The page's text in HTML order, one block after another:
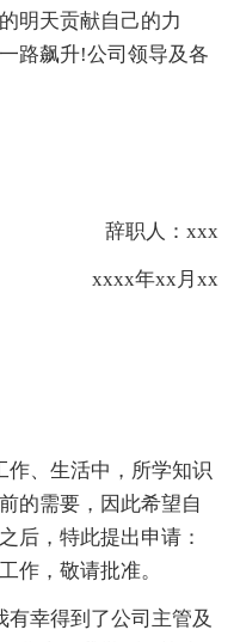
明天贡献自己的力
路飙升!公司领导及各
辞职人：xxx
xxxx年xx月xx
、生活中，所学知识
的需要，因此希望自
后，特此提出申请：
作，敬请批准。
幸得到了公司主管及